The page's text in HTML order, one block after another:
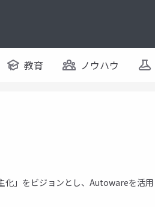
教育 ノウハウ
化」をビジョンとし、Autowareを活